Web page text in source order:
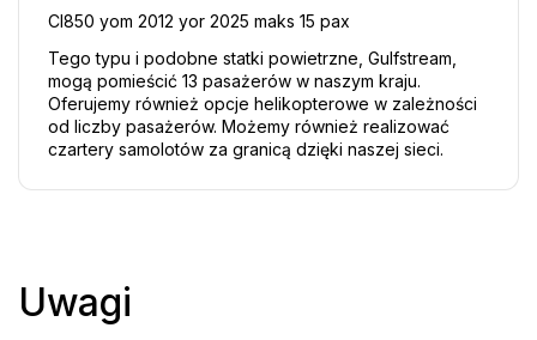
Cl850 yom 2012 yor 2025 maks 15 pax
Tego typu i podobne statki powietrzne, Gulfstream,
mogą pomieścić 13 pasażerów w naszym kraju.
Oferujemy również opcje helikopterowe w zależności
od liczby pasażerów. Możemy również realizować
czartery samolotów za granicą dzięki naszej sieci.
Uwagi